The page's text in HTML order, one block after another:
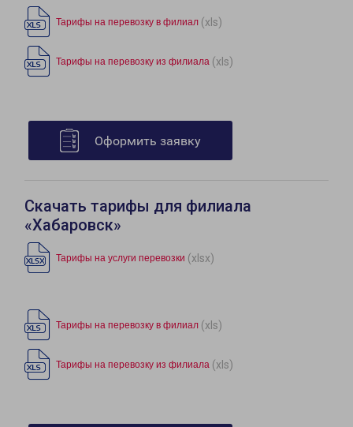
Тарифы на перевозку в филиал (xls)
Тарифы на перевозку из филиала (xls)
Оформить заявку
Скачать тарифы для филиала
«Хабаровск»
Тарифы на услуги перевозки (xlsx)
Тарифы на перевозку в филиал (xls)
Тарифы на перевозку из филиала (xls)